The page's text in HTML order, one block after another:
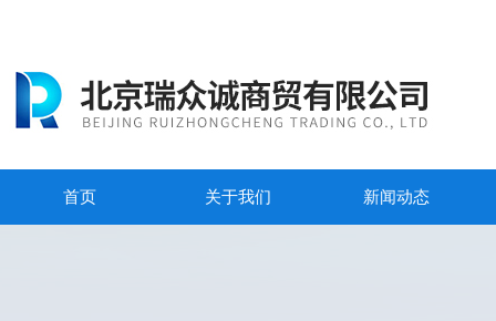
首页 关于我们 新闻动态